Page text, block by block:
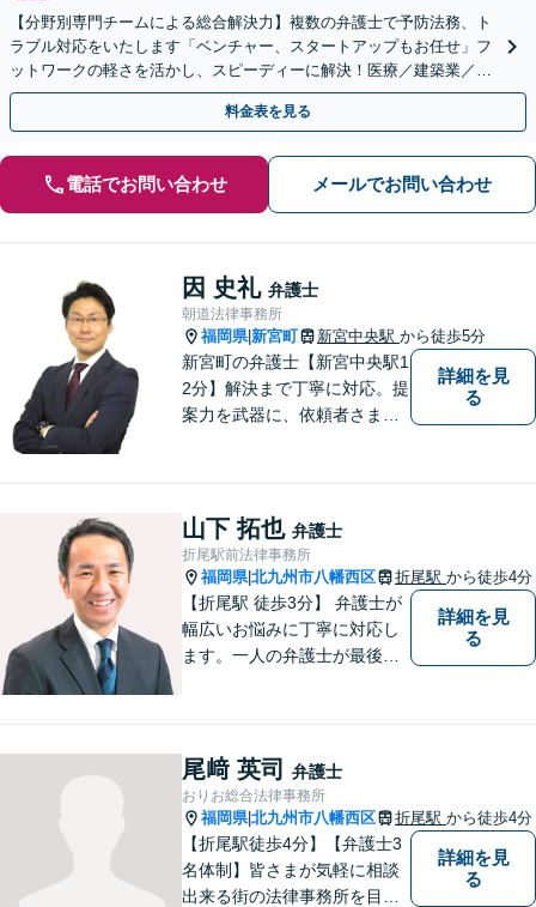
【分野別専門チームによる総合解決力】複数の弁護士で予防法務、ト
ラブル対応をいたします「ベンチャー、スタートアップもお任せ」フ
ットワークの軽さを活かし、スピーディーに解決！医療／建築業／情
報通信／卸売業／製造業／不動産など、幅広い業種に対応
料金表を見る
電話でお問い合わせ メールでお問い合わせ
因 史礼 弁護士
朝道法律事務所
福岡県|新宮町 新宮中央駅 から徒歩5分
新宮町の弁護士【新宮中央駅1
2分】解決まで丁寧に対応。提
案力を武器に、依頼者さまの
貞慰謝料請求のご相談はお任
せください【夜間／休日相談
可（要予約）】
詳細を見
る
山下 拓也 弁護士
折尾駅前法律事務所
福岡県|北九州市八幡西区 折尾駅 から徒歩4分
【折尾駅 徒歩3分】 弁護士が
幅広いお悩みに丁寧に対応し
ます。一人の弁護士が最後ま
です。【丁寧な対応】
詳細を見
る
尾﨑 英司 弁護士
おりお総合法律事務所
福岡県|北九州市八幡西区 折尾駅 から徒歩4分
【折尾駅徒歩4分】【弁護士3
名体制】皆さまが気軽に相談
出来る街の法律事務所を目指
詳細を見
る